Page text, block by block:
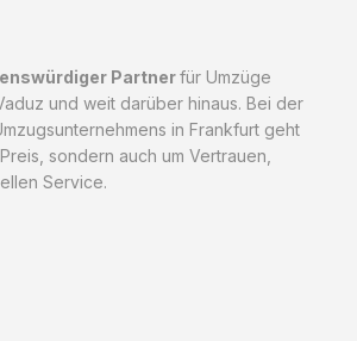
Partnerfür Umzüge
und weit darüber hinaus. Bei der
in Frankfurt geht
sondern auch um Vertrauen,
Service.